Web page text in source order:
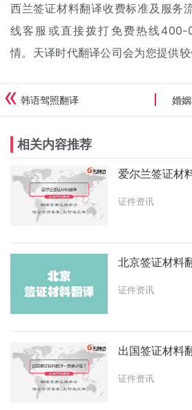
西兰签证材料翻译收费标准及服务
线客服或直接拨打免费热线400-
情。天译时代翻译公司会为您提供较
韩语驾照翻译 婚姻
相关内容推荐
爱尔兰签证材
证件资讯
北京签证材料
证件资讯
出国签证材料
证件资讯